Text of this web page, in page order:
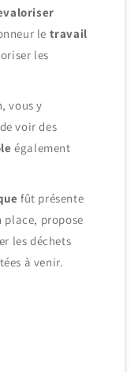
le travail
les
vous y
voir des
également
fût présente
place, propose
les déchets
à venir.